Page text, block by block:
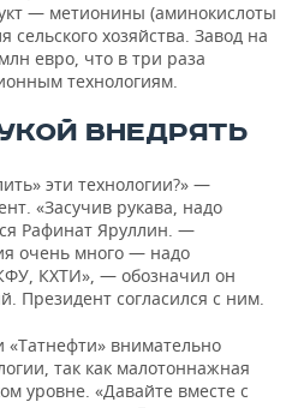
— метионины (аминокислоты
хозяйства. Завод на
евро, что в три раза
технологиям.
ВНЕДРЯТЬ
эти технологии?» —
«Засучив рукава, надо
Рафинат Яруллин. —
очень много — надо
КХТИ», — обозначил он
Президент согласился с ним.
внимательно
так как малотоннажная
уровне. «Давайте вместе с